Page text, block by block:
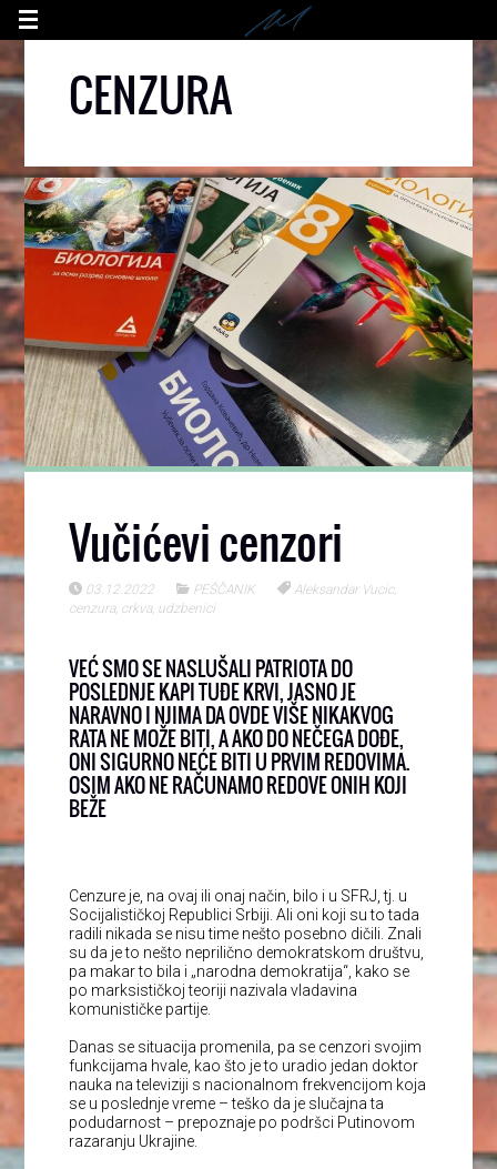
CENZURA
Vučićevi cenzori
03.12.2022 PEŠČANIK Aleksandar Vucic,
cenzura, crkva, udzbenici
VEĆ SMO SE NASLUŠALI PATRIOTA DO
POSLEDNJE KAPI TUĐE KRVI, JASNO JE
NARAVNO I NJIMA DA OVDE VIŠE NIKAKVOG
RATA NE MOŽE BITI, A AKO DO NEČEGA DOĐE,
ONI SIGURNO NEĆE BITI U PRVIM REDOVIMA.
OSIM AKO NE RAČUNAMO REDOVE ONIH KOJI
BEŽE
Cenzure je, na ovaj ili onaj način, bilo i u SFRJ, tj. u
Socijalističkoj Republici Srbiji. Ali oni koji su to tada
radili nikada se nisu time nešto posebno dičili. Znali
su da je to nešto neprilično demokratskom društvu,
pa makar to bila i „narodna demokratija“, kako se
po marksističkoj teoriji nazivala vladavina
komunističke partije.
Danas se situacija promenila, pa se cenzori svojim
funkcijama hvale, kao što je to uradio jedan doktor
nauka na televiziji s nacionalnom frekvencijom koja
se u poslednje vreme – teško da je slučajna ta
podudarnost – prepoznaje po podršci Putinovom
razaranju Ukrajine.